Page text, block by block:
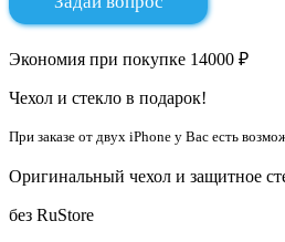
Экономия при покупке 14000 ₽
Чехол и стекло в подарок!
При заказе от двух iPhone у Вас есть
Оригинальный чехол и защитное
без RuStore